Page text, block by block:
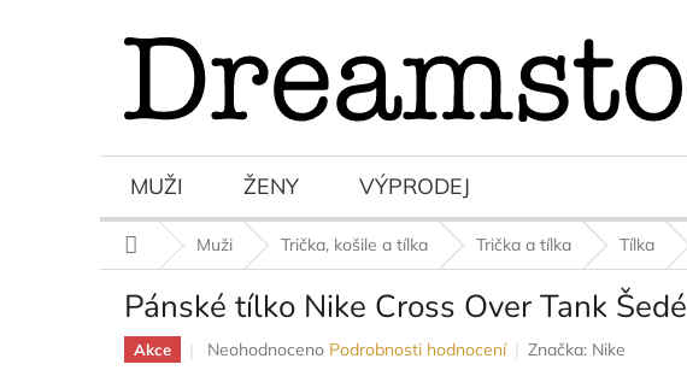
MUŽI ŽENY VÝPRODEJ
Domů Muži Trička, košile a tílka Trička a tílka Tílka
Pánské tílko Nike Cross Over Tank Šedé
Akce
Průměrné
Neohodnoceno Podrobnosti hodnocení Značka: Nike